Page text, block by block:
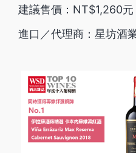
建議售價：NT$1,260元
進口／代理商：星坊酒